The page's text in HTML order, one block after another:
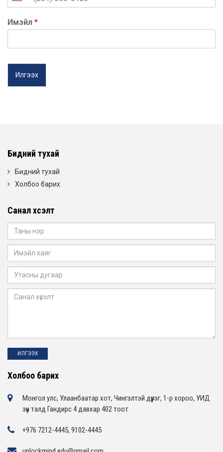
Имэйл *
Илгээх
Бидний тухай
Бидний тухай
Холбоо барих
Санал хүсэлт
Холбоо барих
Монгол улс, Улаанбаатар хот, Чингэлтэй дүүрэг, 1-р хороо, УИД
зүүн талд Гандирс 4 давхар 402 тоот
+976 7212-4445, 9102-4445